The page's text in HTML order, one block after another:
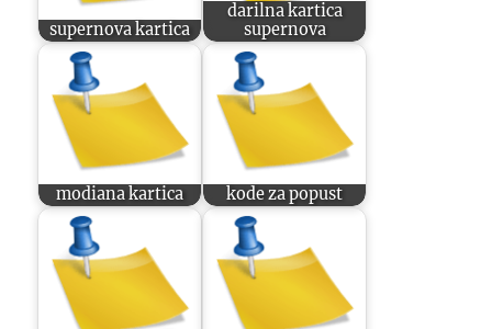
supernova kartica
darilna kartica
supernova
modiana kartica kode za popust